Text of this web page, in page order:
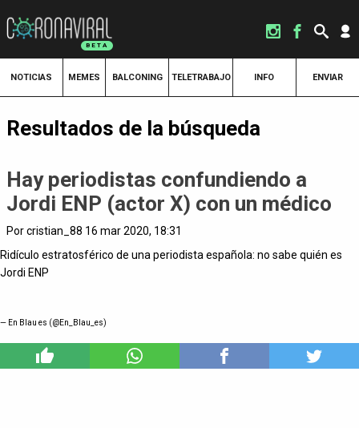
NOTICIAS MEMES BALCONING TELETRABAJO INFO ENVIAR
Resultados de la búsqueda
Hay periodistas confundiendo a
Jordi ENP (actor X) con un médico
Por cristian_88 16 mar 2020, 18:31
Ridículo estratosférico de una periodista española: no sabe quién es
Jordi ENP
— En Blau es (@En_Blau_es)